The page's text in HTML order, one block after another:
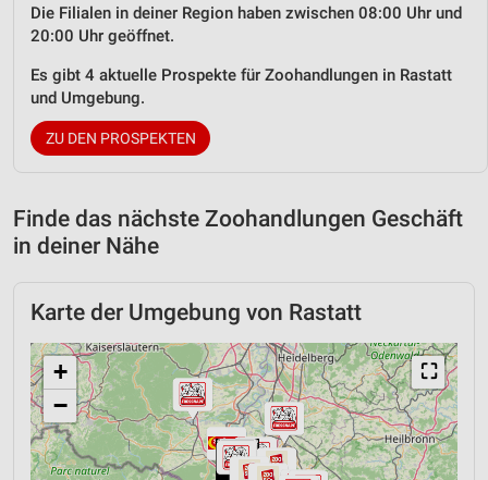
Die Filialen in deiner Region haben zwischen 08:00 Uhr und
20:00 Uhr geöffnet.
Es gibt 4 aktuelle Prospekte für Zoohandlungen in Rastatt
und Umgebung.
ZU DEN PROSPEKTEN
Finde das nächste Zoohandlungen Geschäft
in deiner Nähe
Karte der Umgebung von Rastatt
⛶
+
−